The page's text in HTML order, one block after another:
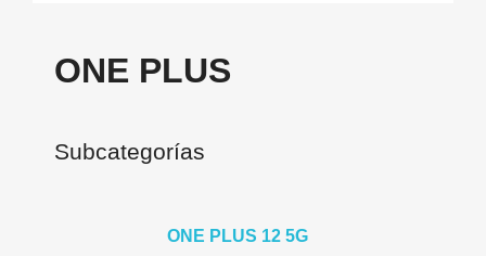
ONE PLUS
Subcategorías
ONE PLUS 12 5G